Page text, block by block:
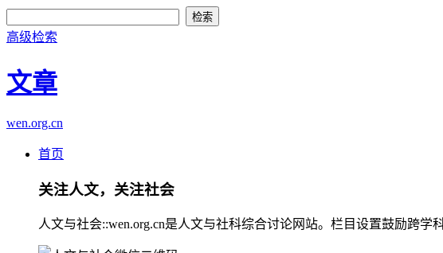
高级检索
文章
wen.org.cn
首页
关注人文，关注社会
人文与社会::wen.org.cn是人文与社科综合讨论网站。栏目设置鼓励跨